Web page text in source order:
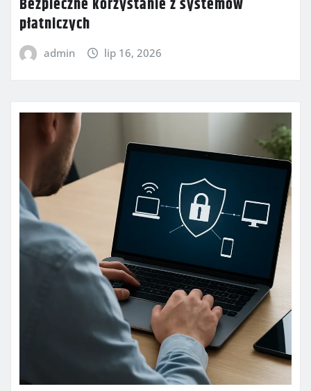
Bezpieczne korzystanie z systemów
płatniczych
admin lip 16, 2026